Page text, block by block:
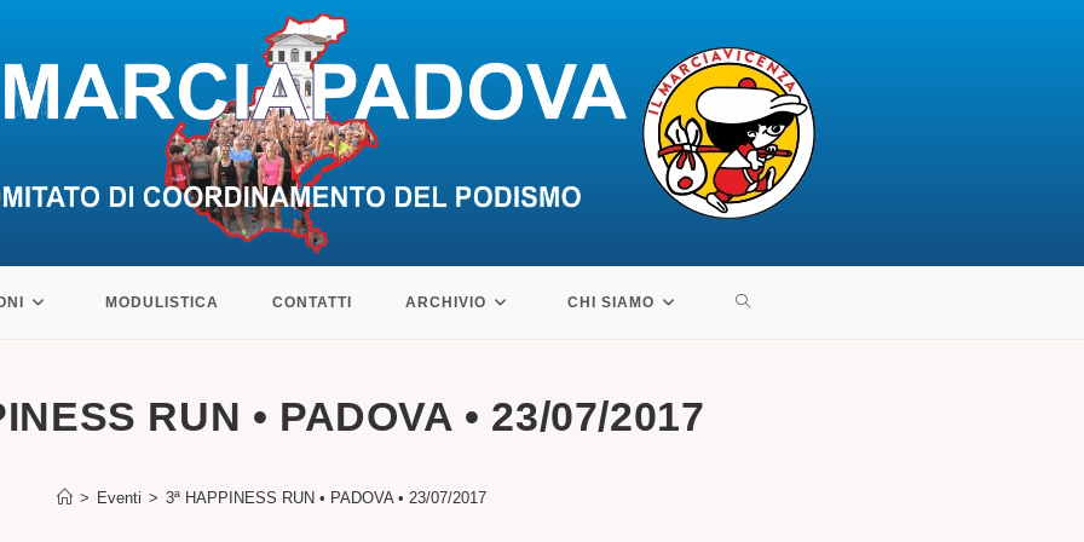
MODULISTICA CONTATTI ARCHIVIO CHI SIAMO ATTIVA/DISATTIVA
RUN • PADOVA • 23/07/2017
> Eventi > 3ª HAPPINESS RUN • PADOVA • 23/07/2017